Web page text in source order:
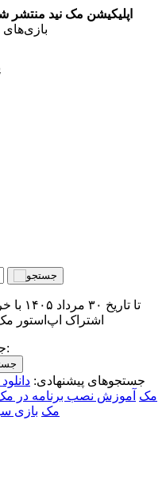
اپلیکیشن مک نید منتشر
اشتراک اپ‌استور
جستجو در کامل‌ترین آرشیو مک ایران:
جستجوهای پیشنهادی:
مک آموزش نصب برنامه در
برنامه‌های Adobe مک بازی